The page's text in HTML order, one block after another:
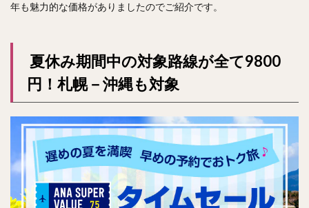
年も魅力的な価格がありましたのでご紹介です。
夏休み期間中の対象路線が全て9800
円！札幌－沖縄も対象